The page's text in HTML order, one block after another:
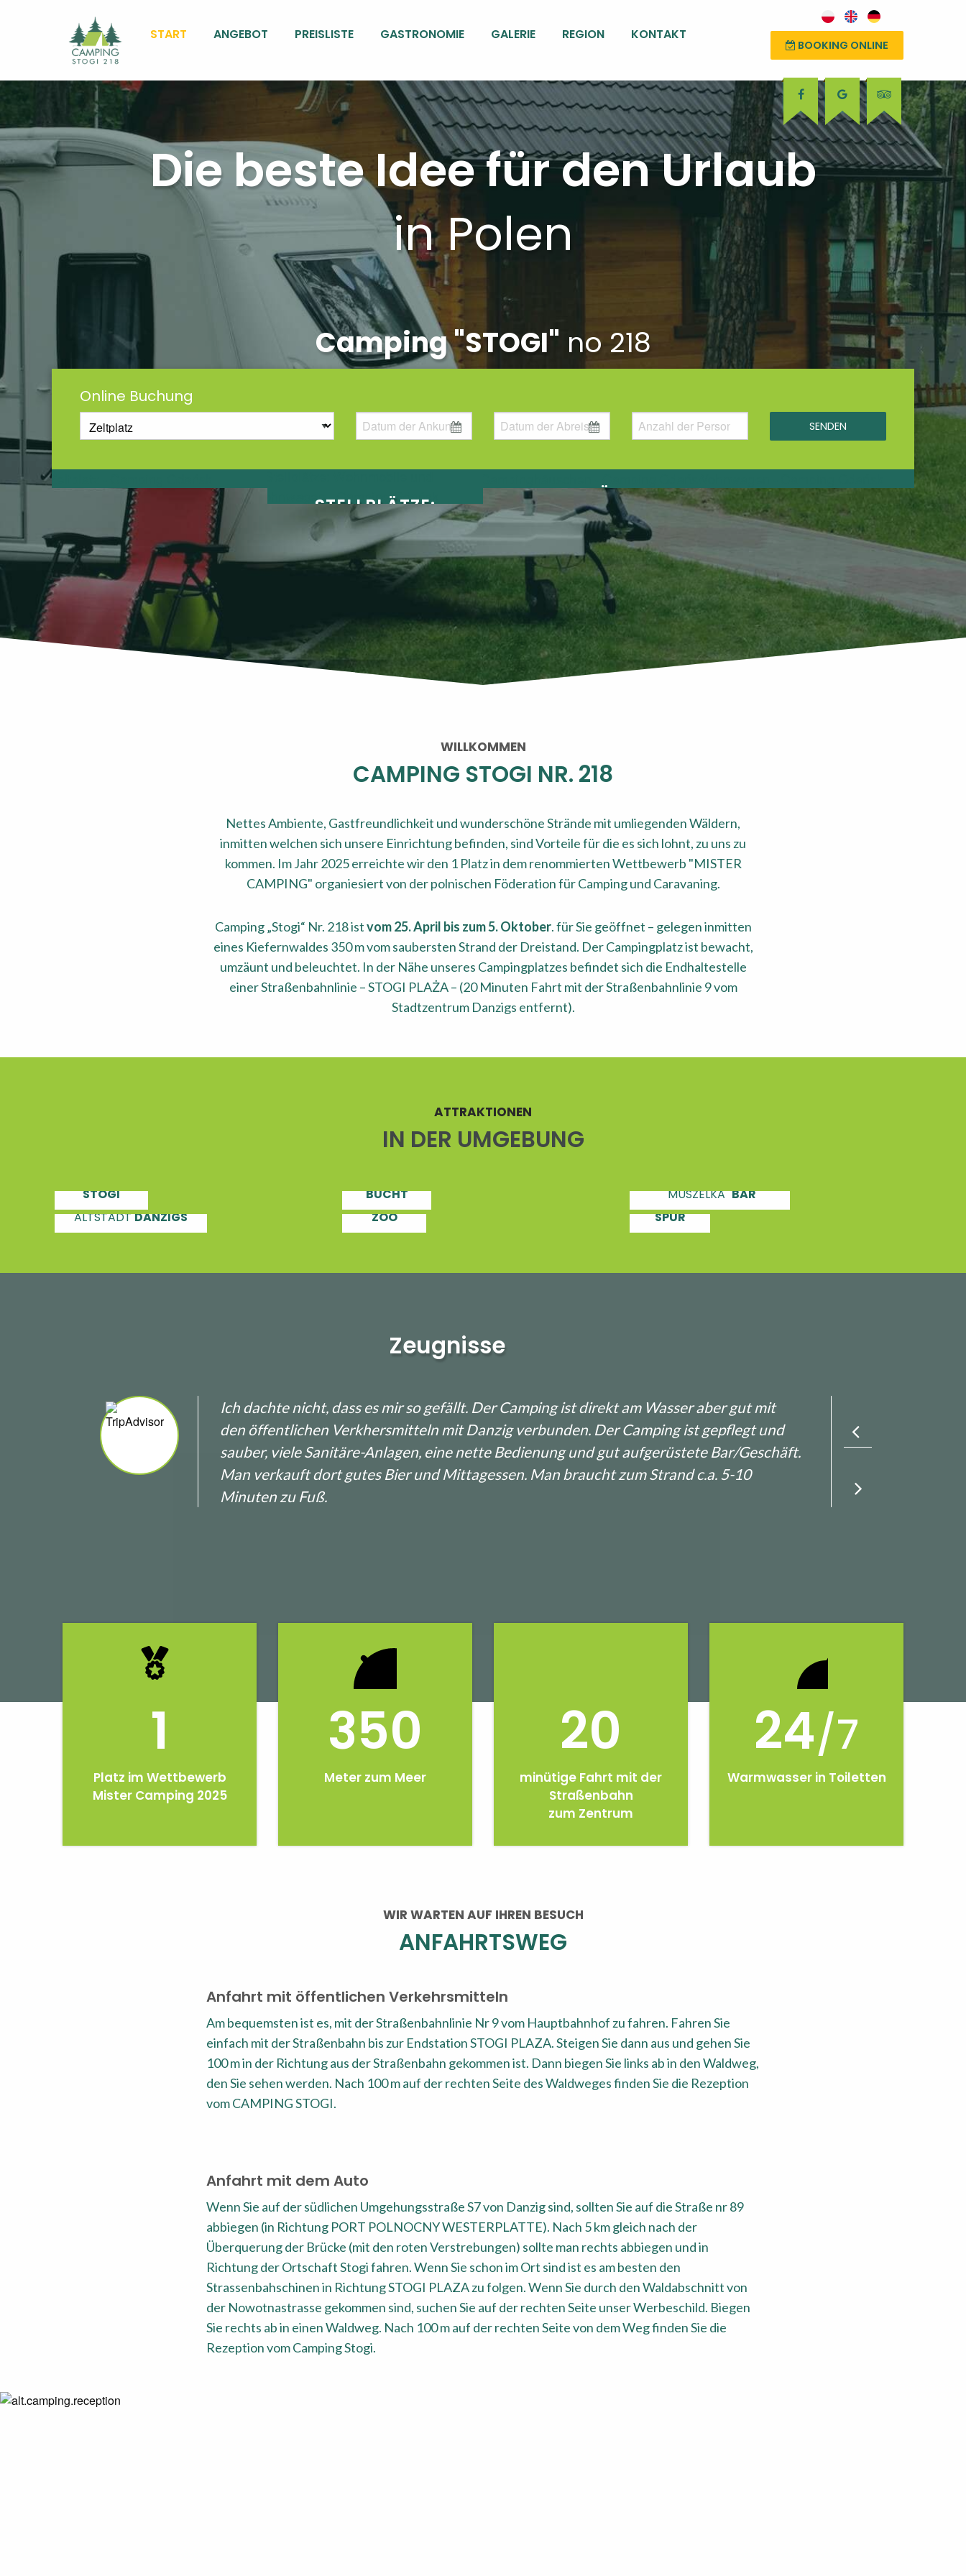
START ANGEBOT PREISLISTE GASTRONOMIE GALERIE REGION KONTAKT
BOOKING ONLINE
Die beste Idee für den Urlaub
in Polen
Camping "STOGI" no 218
Online Buchung
ZELTPLATZ
STELLPLÄTZE:
WOHNMOBILE UND
WOHNWAGEN
CAMPINGHÄUSCHEN WOHNWAGEN
WILLKOMMEN
CAMPING STOGI NR. 218
Nettes Ambiente, Gastfreundlichkeit und wunderschöne Strände mit umliegenden Wäldern,
inmitten welchen sich unsere Einrichtung befinden, sind Vorteile für die es sich lohnt, zu uns zu
kommen. Im Jahr 2025 erreichte wir den 1 Platz in dem renommierten Wettbewerb "MISTER
CAMPING" organiesiert von der polnischen Föderation für Camping und Caravaning.
Camping „Stogi“ Nr. 218 istvom 25. April bis zum 5. Oktober. für Sie geöffnet – gelegen inmitten
eines Kiefernwaldes 350 m vom saubersten Strand der Dreistand. Der Campingplatz ist bewacht,
umzäunt und beleuchtet. In der Nähe unseres Campingplatzes befindet sich die Endhaltestelle
einer Straßenbahnlinie – STOGI PLAŻA – (20 Minuten Fahrt mit der Straßenbahnlinie 9 vom
Stadtzentrum Danzigs entfernt).
ATTRAKTIONEN
IN DER UMGEBUNG
STOGI
SCHIFFAHRT
BUCHT
"MUSZELKA"BAR
ALTSTADTDANZIGS
OLIWA UND
ZOO
KÜSTENBEFESTIGUNGEN
SPUR
Zeugnisse
Ich dachte nicht, dass es mir so gefällt. Der Camping ist direkt am Wasser aber gut mit
den öffentlichen Verkhersmitteln mit Danzig verbunden. Der Camping ist gepflegt und
sauber, viele Sanitäre-Anlagen, eine nette Bedienung und gut aufgerüstete Bar/Geschäft.
Man verkauft dort gutes Bier und Mittagessen. Man braucht zum Strand c.a. 5-10
Minuten zu Fuß.
1
Platz im Wettbewerb
Mister Camping 2025
350
Meter zum Meer
20
minütige Fahrt mit der
Straßenbahn
zum Zentrum
24/7
Warmwasser in Toiletten
WIR WARTEN AUF IHREN BESUCH
ANFAHRTSWEG
Anfahrt mit öffentlichen Verkehrsmitteln
Am bequemsten ist es, mit der Straßenbahnlinie Nr 9 vom Hauptbahnhof zu fahren. Fahren Sie
einfach mit der Straßenbahn bis zur Endstation STOGI PLAZA. Steigen Sie dann aus und gehen Sie
100 m in der Richtung aus der Straßenbahn gekommen ist. Dann biegen Sie links ab in den Waldweg,
den Sie sehen werden. Nach 100 m auf der rechten Seite des Waldweges finden Sie die Rezeption
vom CAMPING STOGI.
Anfahrt mit dem Auto
Wenn Sie auf der südlichen Umgehungsstraße S7 von Danzig sind, sollten Sie auf die Straße nr 89
abbiegen (in Richtung PORT POLNOCNY WESTERPLATTE). Nach 5 km gleich nach der
Überquerung der Brücke (mit den roten Verstrebungen) sollte man rechts abbiegen und in
Richtung der Ortschaft Stogi fahren. Wenn Sie schon im Ort sind ist es am besten den
Strassenbahschinen in Richtung STOGI PLAZA zu folgen. Wenn Sie durch den Waldabschnitt von
der Nowotnastrasse gekommen sind, suchen Sie auf der rechten Seite unser Werbeschild. Biegen
Sie rechts ab in einen Waldweg. Nach 100 m auf der rechten Seite von dem Weg finden Sie die
Rezeption vom Camping Stogi.